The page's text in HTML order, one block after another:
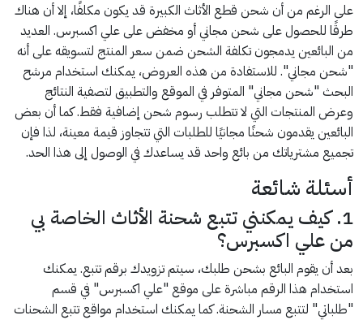
على الرغم من أن شحن قطع الأثاث الكبيرة قد يكون مكلفًا، إلا أن هناك
طرقًا للحصول على شحن مجاني أو مخفض على علي اكسبرس. العديد
من البائعين يدمجون تكلفة الشحن ضمن سعر المنتج لتسويقه على أنه
"شحن مجاني". للاستفادة من هذه العروض، يمكنك استخدام مرشح
البحث "شحن مجاني" المتوفر في الموقع والتطبيق لتصفية النتائج
وعرض المنتجات التي لا تتطلب رسوم شحن إضافية فقط. كما أن بعض
البائعين يقدمون شحنًا مجانيًا للطلبات التي تتجاوز قيمة معينة، لذا فإن
تجميع مشترياتك من بائع واحد قد يساعدك في الوصول إلى هذا الحد.
أسئلة شائعة
1. كيف يمكنني تتبع شحنة الأثاث الخاصة بي
من علي اكسبرس؟
بعد أن يقوم البائع بشحن طلبك، سيتم تزويدك برقم تتبع. يمكنك
استخدام هذا الرقم مباشرة على موقع "علي اكسبرس" في قسم
"طلباتي" لتتبع مسار الشحنة. كما يمكنك استخدام مواقع تتبع الشحنات